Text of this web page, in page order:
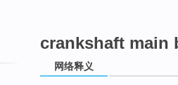
crankshaft main
网络释义